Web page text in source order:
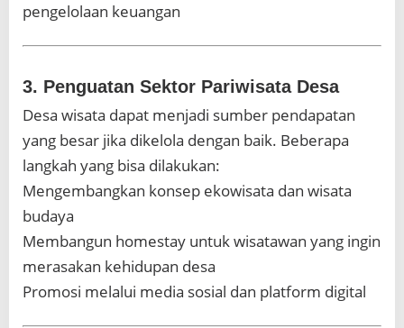
pengelolaan keuangan
3. Penguatan Sektor Pariwisata Desa
Desa wisata dapat menjadi sumber pendapatan
yang besar jika dikelola dengan baik. Beberapa
langkah yang bisa dilakukan:
Mengembangkan konsep ekowisata dan wisata
budaya
Membangun homestay untuk wisatawan yang ingin
merasakan kehidupan desa
Promosi melalui media sosial dan platform digital